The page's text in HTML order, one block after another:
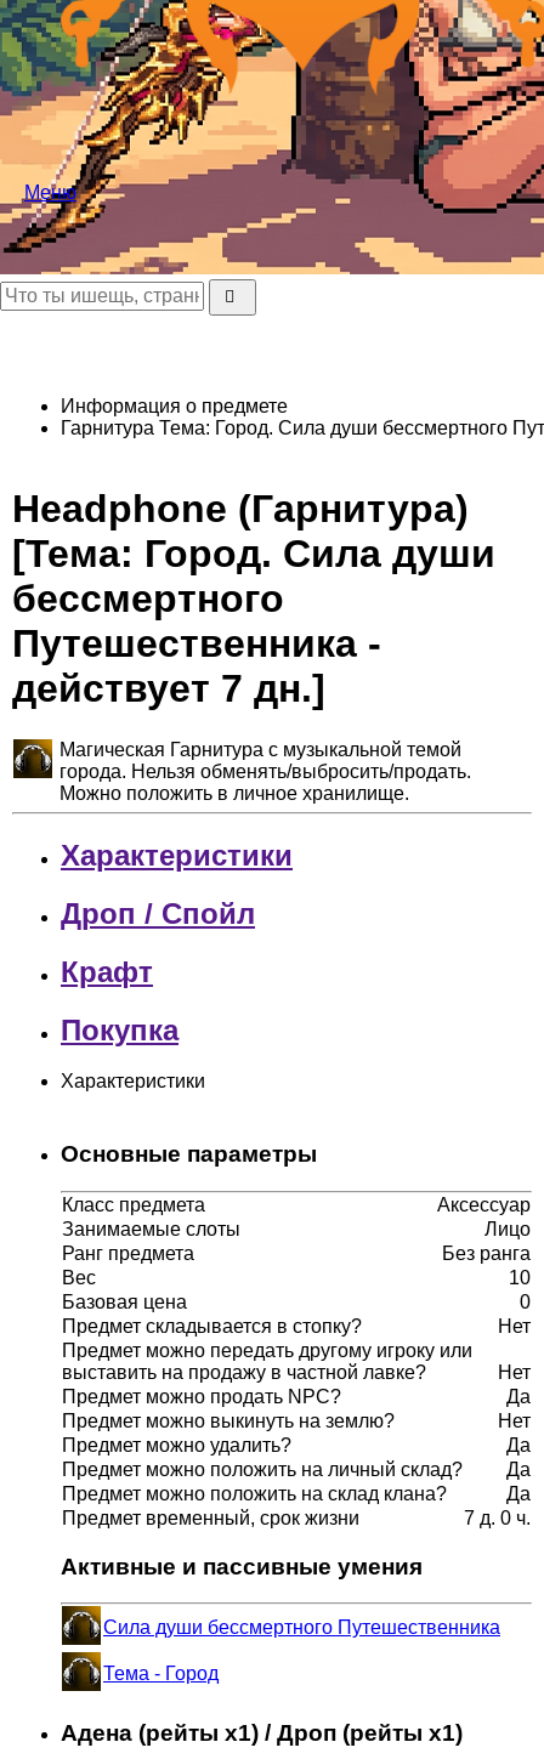
Меню
Информация о предмете
Гарнитура Тема: Город. Сила души бессмертного
Headphone (Гарнитура)
[Тема: Город. Сила души
бессмертного
Путешественника -
действует 7 дн.]
Магическая Гарнитура с музыкальной темой
города. Нельзя обменять/выбросить/продать.
Можно положить в личное хранилище.
Характеристики
Дроп / Спойл
Крафт
Покупка
Характеристики
Основные параметры
Класс предмета
Аксессуар
Занимаемые слоты
Лицо
Ранг предмета
Без ранга
Вес
10
Базовая цена
0
Предмет складывается в стопку?
Нет
Предмет можно передать другому игроку или
выставить на продажу в частной лавке?
Нет
Предмет можно продать NPC?
Да
Предмет можно выкинуть на землю?
Нет
Предмет можно удалить?
Да
Предмет можно положить на личный склад?
Да
Предмет можно положить на склад клана?
Да
Предмет временный, срок жизни
7 д. 0 ч.
Активные и пассивные умения
Сила души бессмертного Путешественника
Тема - Город
Адена (рейты x1) / Дроп (рейты x1)